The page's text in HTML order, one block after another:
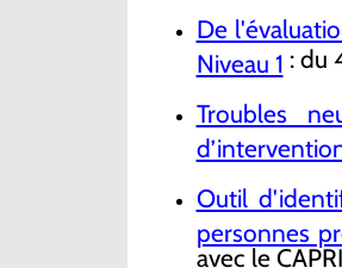
De
Niveau 1 : du
Troubles
Outil
personnes
avec le